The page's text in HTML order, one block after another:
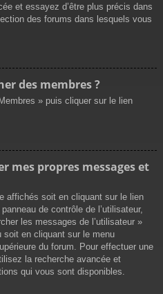
et essayez d’être plus précis dans
des forums dans lesquels vous
des membres ?
» puis cliquer sur le lien
mes propres messages et
affichés soit en cliquant sur le lien
de contrôle de l’utilisateur,
les messages de l’utilisateur »
soit en cliquant sur le menu
du forum. Pour effectuer une
la recherche avancée et
qui vous sont disponibles.